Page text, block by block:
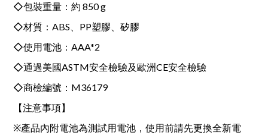
◇包裝重量：約 850 g
◇材質：ABS、PP塑膠、矽膠
◇使用電池：AAA*2
◇通過美國ASTM安全檢驗及歐洲CE安全檢驗
◇商檢編號：M36179
【注意事項】
※產品內附電池為測試用電池，使用前請先更換全新電